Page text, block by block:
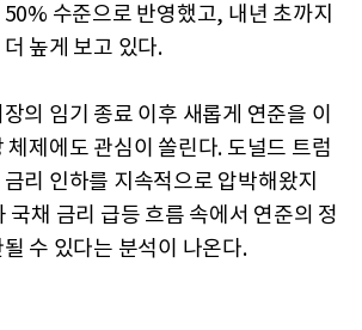
수준으로 반영했고, 내년 초까지
높게 보고 있다.
의 임기 종료 이후 새롭게 연준을 이
체제에도 관심이 쏠린다. 도널드 트럼
리 인하를 지속적으로 압박해왔지
국채 금리 급등 흐름 속에서 연준의 정
수 있다는 분석이 나온다.